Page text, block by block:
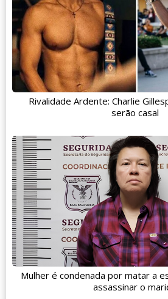
Rivalidade Ardente: Charlie
serão casal
Mulher é condenada por matar a
assassinar o